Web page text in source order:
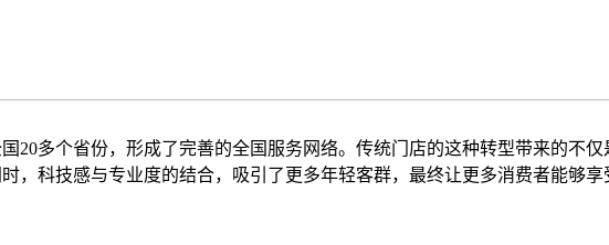
20多个省份，形成了完善的全国服务网络。传统门店的这种转型带来的不
，科技感与专业度的结合，吸引了更多年轻客群，最终让更多消费者能够享